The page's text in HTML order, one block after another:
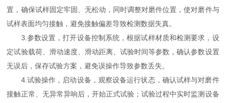
置，确保试样固定牢固、无松动，同时调整对磨件位置，使对磨件与
试样表面均匀接触，避免接触偏差导致检测数据失真。
3.参数设置，打开设备控制系统，根据试样材质和检测要求，设
定试验载荷、滑动速度、滑动距离、试验时间等参数，确认参数设置
无误后，保存试验方案，避免误操作导致参数丢失。
4.试验操作，启动设备，观察设备运行状态，确认试样与对磨件
接触正常、无异常异响后，开始正式试验；试验过程中实时监测设备